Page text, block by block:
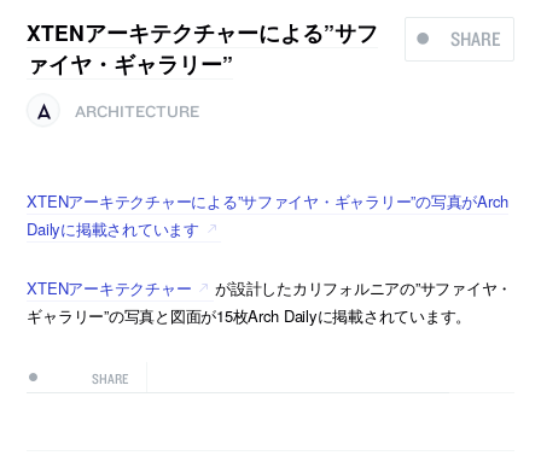
SHARE
XTENアーキテクチャーによる”サフ
ァイヤ・ギャラリー”
ARCHITECTURE
XTENアーキテクチャーによる”サファイヤ・ギャラリー”の写真がArch
Dailyに掲載されています
XTENアーキテクチャー
が設計したカリフォルニアの”サファイヤ・
ギャラリー”の写真と図面が15枚Arch Dailyに掲載されています。
SHARE